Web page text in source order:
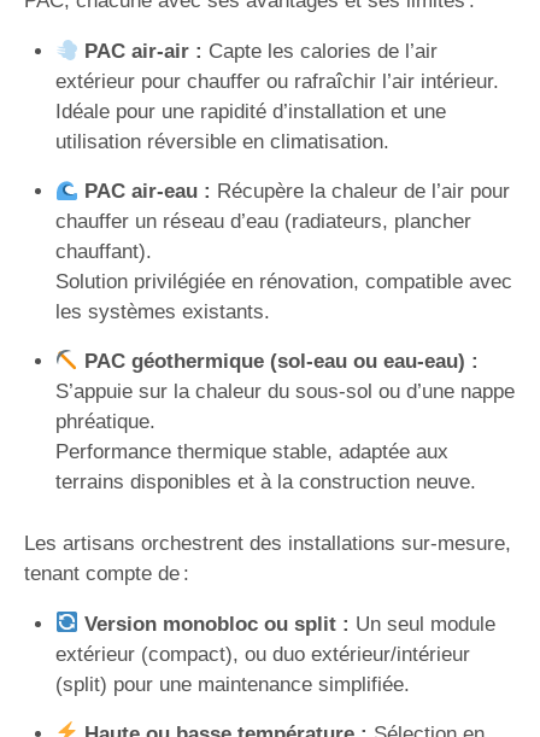
PAC air-air : Capte les calories de l’air
extérieur pour chauffer ou rafraîchir l’air intérieur.
Idéale pour une rapidité d’installation et une
utilisation réversible en climatisation.
PAC air-eau : Récupère la chaleur de l’air pour
chauffer un réseau d’eau (radiateurs, plancher
chauffant).
Solution privilégiée en rénovation, compatible avec
les systèmes existants.
PAC géothermique (sol-eau ou eau-eau) :
S’appuie sur la chaleur du sous-sol ou d’une nappe
phréatique.
Performance thermique stable, adaptée aux
terrains disponibles et à la construction neuve.
Les artisans orchestrent des installations sur-mesure,
tenant compte de :
Version monobloc ou split : Un seul module
extérieur (compact), ou duo extérieur/intérieur
(split) pour une maintenance simplifiée.